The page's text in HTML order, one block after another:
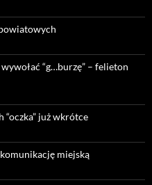
“g…burzę” – felieton
już wkrótce
miejską